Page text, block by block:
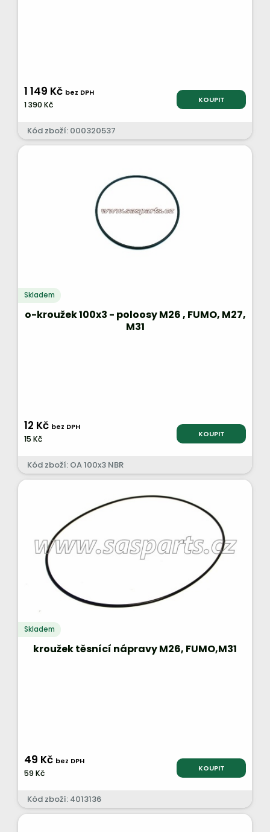
1 149 Kč bez DPH
1 390 Kč KOUPIT
Kód zboží: 000320537
Skladem
o-kroužek 100x3 - poloosy M26 , FUMO, M27,
M31
12 Kč bez DPH
15 Kč KOUPIT
Kód zboží: OA 100x3 NBR
Skladem
kroužek těsnící nápravy M26, FUMO,M31
49 Kč bez DPH
59 Kč KOUPIT
Kód zboží: 4013136